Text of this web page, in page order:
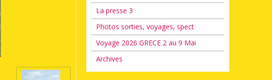
La presse 3
Photos sorties, voyages, spect
Voyage 2026 GRECE 2 au 9 Mai
Archives